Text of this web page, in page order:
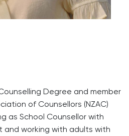
Degree and member
of Counsellors (NZAC)
as School Counsellor with
and working with adults with